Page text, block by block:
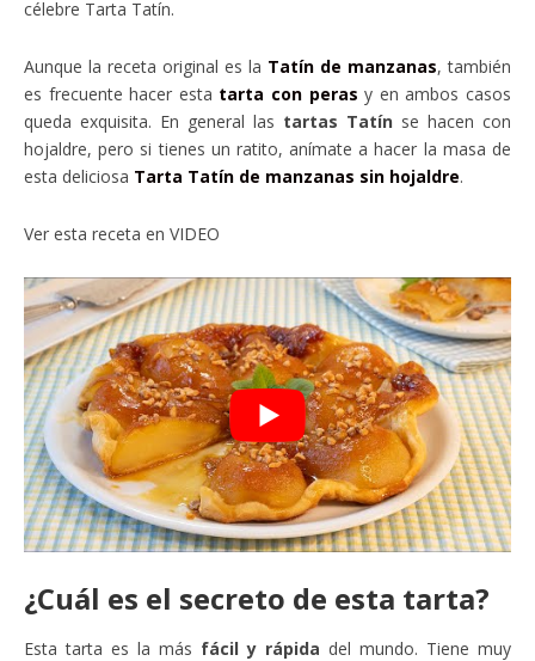
célebre Tarta Tatín.
Aunque la receta original es la Tatín de manzanas, también
es frecuente hacer esta tarta con peras y en ambos casos
queda exquisita. En general las tartas Tatín se hacen con
hojaldre, pero si tienes un ratito, anímate a hacer la masa de
esta deliciosa Tarta Tatín de manzanas sin hojaldre.
Ver esta receta en VIDEO
¿Cuál es el secreto de esta tarta?
Esta tarta es la más fácil y rápida del mundo. Tiene muy